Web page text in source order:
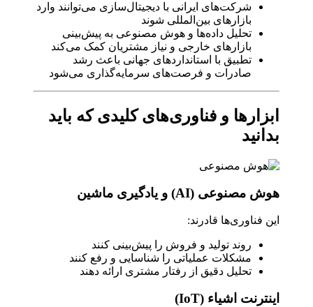
شرکت‌های ایرانی با دیجیتال‌سازی می‌توانند وارد
بازارهای بین‌المللی شوند
تحلیل داده‌ها و هوش مصنوعی به پیش‌بینی
بازارهای خارجی و نیاز مشتریان کمک می‌کند
تطبیق با استانداردهای جهانی باعث رشد
صادرات و فرصت‌های سرمایه‌گذاری می‌شود
ابزارها و فناوری‌های کلیدی که باید
بدانید
هوش مصنوعی (AI) و یادگیری ماشین
این فناوری‌ها قادرند:
روند تولید و فروش را پیش‌بینی کنند
مشکلات عملیاتی را شناسایی و رفع کنند
تحلیل دقیق از رفتار مشتری ارائه دهند
اینترنت اشیاء (IoT)